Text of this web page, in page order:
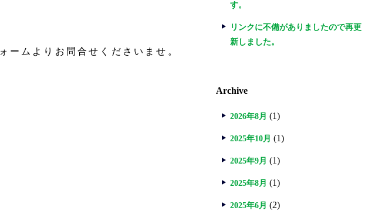
ームよりお問合せくださいませ。
す。
リンクに不備がありましたので再更
新しました。
Archive
2026年8月 (1)
2025年10月 (1)
2025年9月 (1)
2025年8月 (1)
2025年6月 (2)